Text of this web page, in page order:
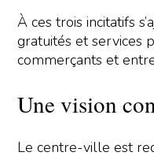
À ces trois incitatifs
gratuités et services
commerçants et
Une vision
Le centre-ville est